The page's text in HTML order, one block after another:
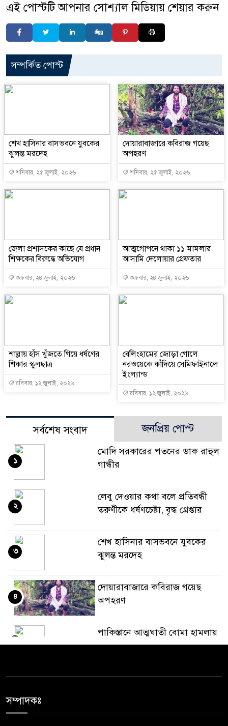
এই পোস্টটি আপনার সোশ্যাল মিডিয়ায় শেয়ার করুন
সম্পর্কিত পোস্ট
শেখ হাসিনার বাসভবনে যুবকের
ঝুলন্ত মরদেহ
শনিবার, ২৫ জুলাই, ২০২৬
দোয়ারাবাজারে কবিরাজ গয়েছ
অপহরণ
শনিবার, ২৫ জুলাই, ২০২৬
জেলা প্রশাসকের কাছে যে প্রধান
শিক্ষকের বিরুদ্ধে অভিযোগ
শুক্রবার, ২৪ জুলাই, ২০২৬
আত্মগোপনে থাকা ১১ মামলার
আসামি দেলোয়ার গ্রেফতার
শুক্রবার, ২৪ জুলাই, ২০২৬
শাল্লায় হাঁস খুঁজতে গিয়ে ধর্ষণের
শিকার স্কুলছাত্র
রবিবার, ১২ জুলাই, ২০২৬
বেলিংহামের জোড়া গোলে
নরওয়েকে কাঁদিয়ে সেমিফাইনালে
ইংল্যান্ড
রবিবার, ১২ জুলাই, ২০২৬
সর্বশেষ সংবাদ জনপ্রিয় পোস্ট
মোদি সরকারের পতনের ডাক রাহুল
গান্ধীর
১
লেবু দেওয়ার কথা বলে প্রতিবন্ধী
তরুণীকে ধর্ষণচেষ্টা, বৃদ্ধ গ্রেপ্তার
২
শেখ হাসিনার বাসভবনে যুবকের
ঝুলন্ত মরদেহ
৩
দোয়ারাবাজারে কবিরাজ গয়েছ
অপহরণ
৪
পাকিস্তানে আত্মঘাতী বোমা হামলায়
১২ জন সেনা সদস্যসহ ১৫ জন
সম্পাদকঃ